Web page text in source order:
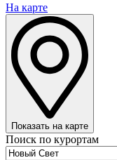
На карте
Показать на карте
Поиск по курортам